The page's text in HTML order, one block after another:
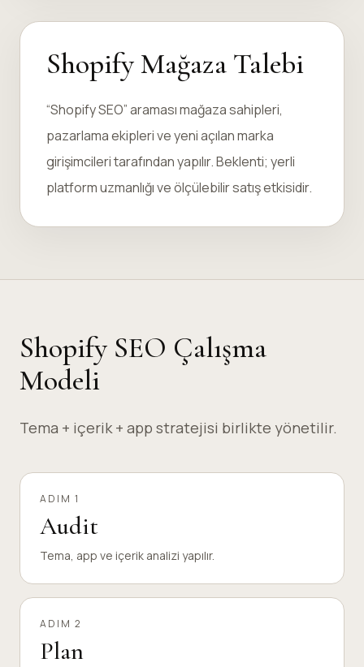
Shopify Mağaza Talebi
“Shopify SEO” araması mağaza sahipleri,
pazarlama ekipleri ve yeni açılan marka
girişimcileri tarafından yapılır. Beklenti; yerli
platform uzmanlığı ve ölçülebilir satış etkisidir.
Shopify SEO Çalışma
Modeli
Tema + içerik + app stratejisi birlikte yönetilir.
ADIM 1
Audit
Tema, app ve içerik analizi yapılır.
ADIM 2
Plan